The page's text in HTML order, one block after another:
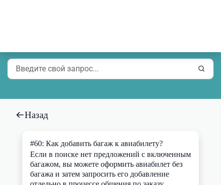
Назад
#60: Как добавить багаж к авиабилету?
Если в поиске нет предложений с включенным
багажом, вы можете оформить авиабилет без
багажа и затем запросить его добавление